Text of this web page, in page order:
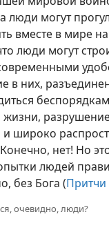
люди могут
вместе в мире
люди могут
в них,
жизни,
и широко
нет! Но
людей
без Бога (Притчи
очевидно, люди?